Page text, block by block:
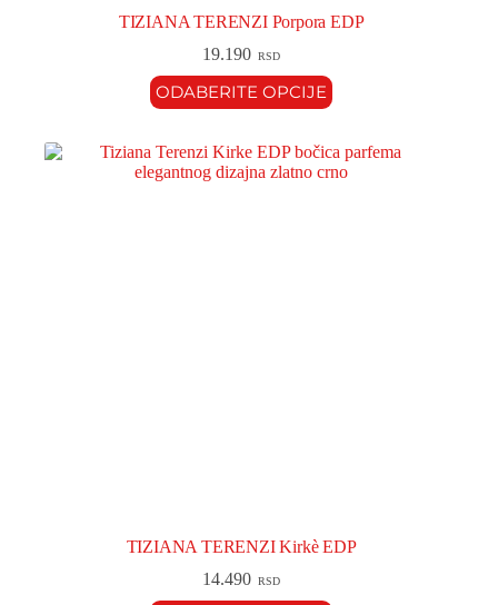
TIZIANA TERENZI Porpora EDP
19.190 RSD
ODABERITE OPCIJE
TIZIANA TERENZI Kirkè EDP
14.490 RSD